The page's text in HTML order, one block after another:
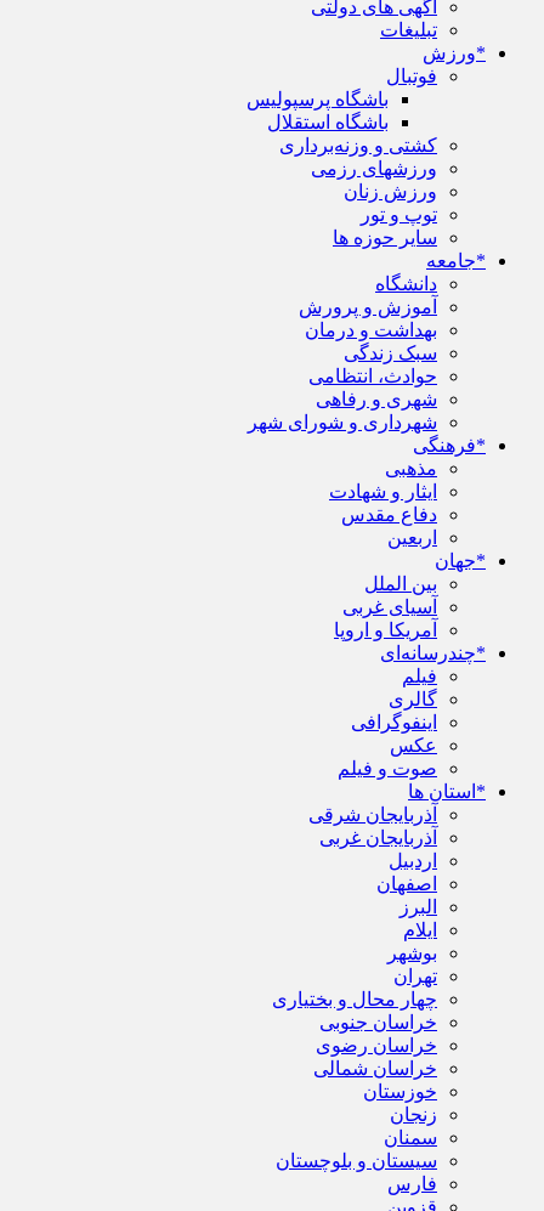
آگهی های دولتی
تبلیغات
*ورزش
فوتبال
باشگاه پرسپولیس
باشگاه استقلال
کشتی و وزنه‌برداری
ورزشهای رزمی
ورزش زنان
توپ و تور
سایر حوزه ها
*جامعه
دانشگاه
آموزش و پرورش
بهداشت و درمان
سبک زندگی
حوادث، انتظامی
شهری و رفاهی
شهرداری و شورای شهر
*فرهنگی
مذهبی
ایثار و شهادت
دفاع مقدس
اربعین
*جهان
بین الملل
آسیای غربی
آمریکا و اروپا
*چندرسانه‌ای
فیلم
گالری
اینفوگرافی
عکس
صوت و فیلم
*استان ها
آذربایجان شرقی
آذربایجان غربی
اردبیل
اصفهان
البرز
ایلام
بوشهر
تهران
چهار محال و بختیاری
خراسان جنوبی
خراسان رضوی
خراسان شمالی
خوزستان
زنجان
سمنان
سیستان و بلوچستان
فارس